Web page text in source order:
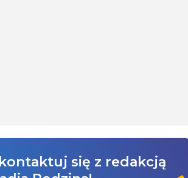
się z redakcją